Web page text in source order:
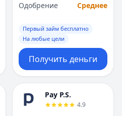
Одобрение
Среднее
Первый займ бесплатно
На любые цели
Получить деньги
Pay P.S.
4.9